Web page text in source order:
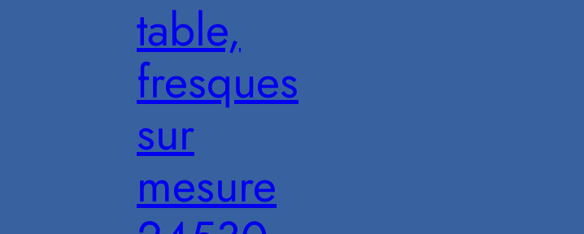
table,
fresques
sur
mesure